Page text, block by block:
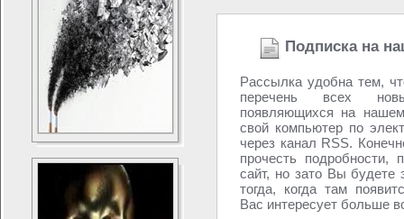
Подписка на
Рассылка удобна тем,
перечень всех
появляющихся на
свой компьютер по
через канал RSS.
прочесть подробности,
сайт, но зато Вы будете
тогда, когда там
Вас интересует больше